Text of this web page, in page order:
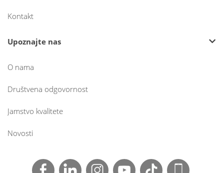
Kontakt
Upoznajte nas
O nama
Društvena odgovornost
Jamstvo kvalitete
Novosti